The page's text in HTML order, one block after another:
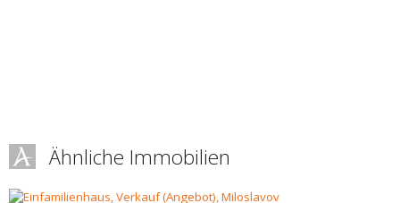
Ähnliche Immobilien